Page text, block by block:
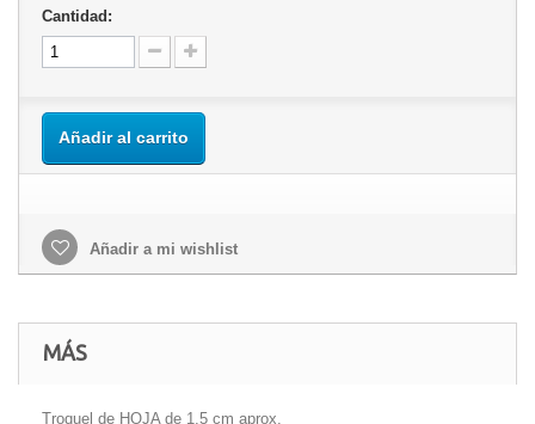
Cantidad:
Añadir al carrito
Añadir a mi wishlist
MÁS
Troquel de HOJA de 1,5 cm aprox.